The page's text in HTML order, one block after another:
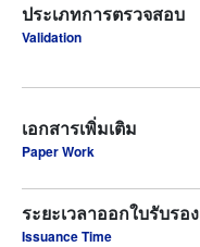
ประเภทการตรวจสอบ
Validation
เอกสารเพิ่มเติม
Paper Work
ระยะเวลาออกใบรับรอง
Issuance Time